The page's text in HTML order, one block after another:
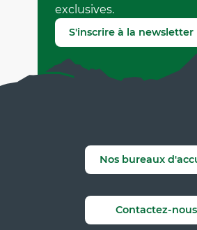
Signaler une
exclusives.
S'inscrire à la newsletter
Nos bureaux
Contactez-nous